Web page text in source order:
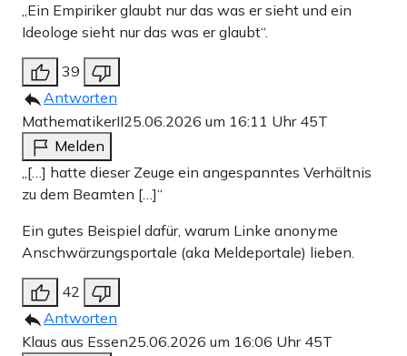
„Ein Empiriker glaubt nur das was er sieht und ein
Ideologe sieht nur das was er glaubt“.
39
Antworten
MathematikerII25.06.2026 um 16:11 Uhr 45T
Melden
„[…] hatte dieser Zeuge ein angespanntes Verhältnis
zu dem Beamten […]“
Ein gutes Beispiel dafür, warum Linke anonyme
Anschwärzungsportale (aka Meldeportale) lieben.
42
Antworten
Klaus aus Essen25.06.2026 um 16:06 Uhr 45T